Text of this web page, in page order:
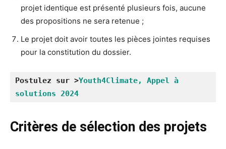
projet identique est présenté plusieurs fois, aucune
des propositions ne sera retenue ;
Le projet doit avoir toutes les pièces jointes requises
pour la constitution du dossier.
Postulez sur >Youth4Climate, Appel à
solutions 2024
Critères de sélection des projets